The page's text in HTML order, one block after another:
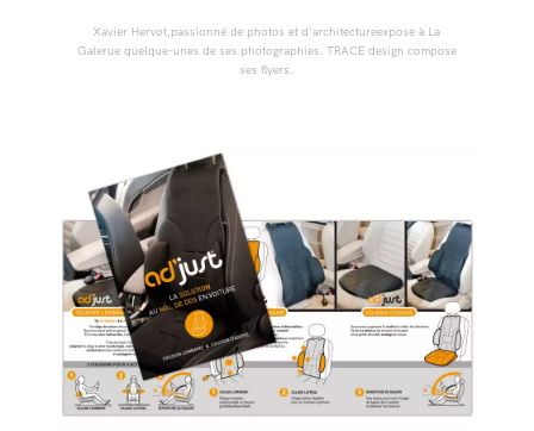
Xavier Hervot,passionné de photos et d'architectureexpose à La
Galerue quelque-unes de ses photographies. TRACE design compose
ses flyers.